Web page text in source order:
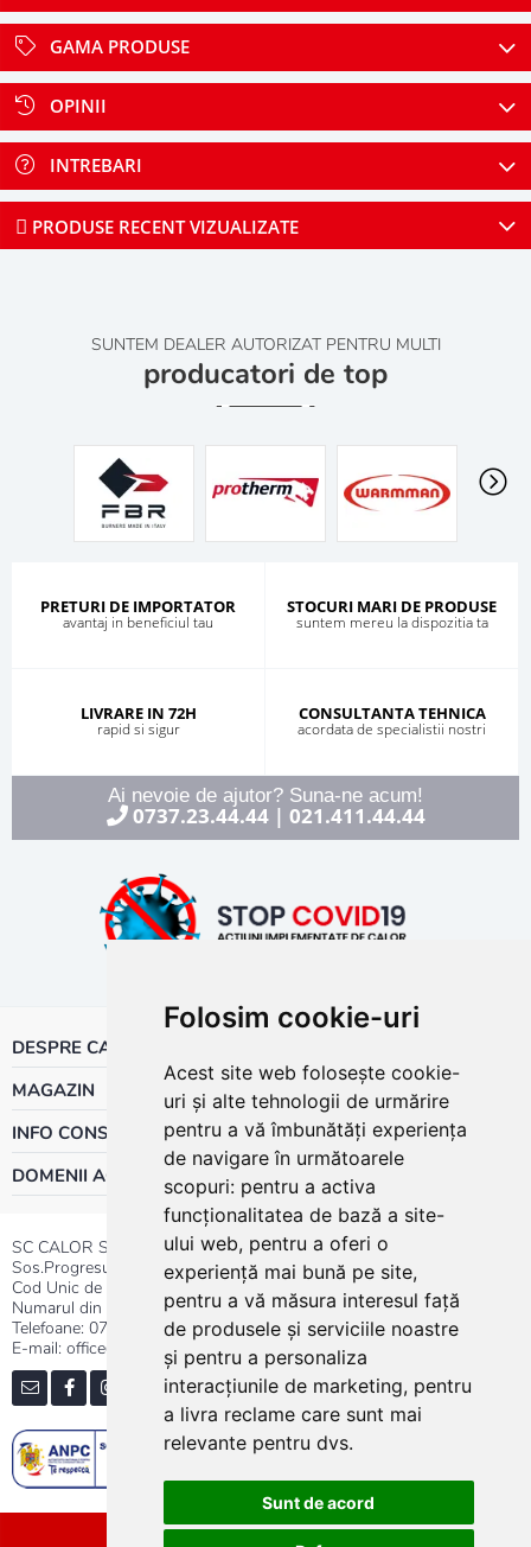
Folosim cookie-uri
Acest site web folosește cookie-
uri și alte tehnologii de urmărire
pentru a vă îmbunătăți experiența
de navigare în următoarele
scopuri: pentru a activa
funcționalitatea de bază a site-
ului web, pentru a oferi o
experiență mai bună pe site,
pentru a vă măsura interesul față
de produsele și serviciile noastre
și pentru a personaliza
interacțiunile de marketing, pentru
a livra reclame care sunt mai
relevante pentru dvs.
Sunt de acord
GAMA PRODUSE
OPINII
INTREBARI
PRODUSE RECENT VIZUALIZATE
SUNTEM DEALER AUTORIZAT PENTRU MULTI
producatori de top
PRETURI DE IMPORTATOR
avantaj in beneficiul tau
STOCURI MARI DE PRODUSE
suntem mereu la dispozitia ta
LIVRARE IN 72H
rapid si sigur
CONSULTANTA TEHNICA
acordata de specialistii nostri
Ai nevoie de ajutor? Suna-ne acum!
0737.23.44.44| 021.411.44.44
DESPRE CALOR
MAGAZIN
INFO CONSUMATOR
DOMENII ACTIVITATE
SC CALOR SRL
Sos.Progresului nr.30-40, Sector 5, Bucuresti
Cod Unic de Inregistrare: RO 3004724
Numarul din Registrul Comertului:J40/13176/1991
Telefoane: 0737.23.44.44|021.411.44.44
E-mail: office@calor.ro